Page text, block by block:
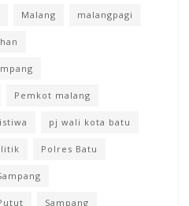
Malang malangpagi
Pemkot malang
pj wali kota batu
Polres Batu
Sampang